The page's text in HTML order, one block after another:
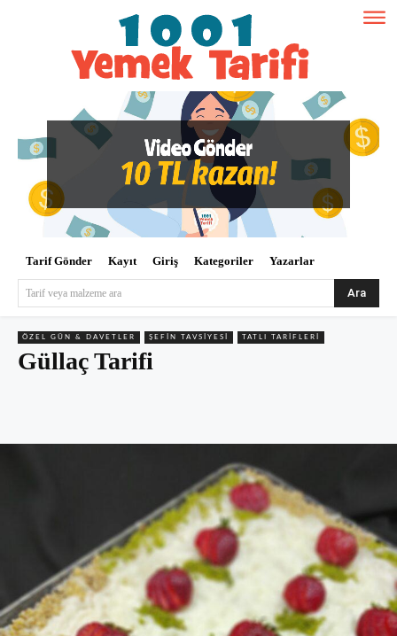
Tarif Gönder Kayıt Giriş Kategoriler Yazarlar
Tarif veya malzeme ara Ara
ÖZEL GÜN & DAVETLER ŞEFIN TAVSIYESI TATLI TARIFLERI
Güllaç Tarifi